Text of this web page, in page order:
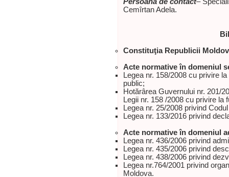
Cemîrtan Adela.
Constituţia Republicii
Acte normative în domeniul
Legea nr. 158/2008 cu privire
public;
Hotărârea Guvernului nr. 201/
Legii nr. 158 /2008 cu privire
Legea nr. 25/2008 privind
Legea nr. 133/2016 privind
Acte normative în domeniul
Legea nr. 436/2006 privind
Legea nr. 435/2006 privind
Legea nr. 438/2006 privind
Legea nr.764/2001 privind
Moldova.